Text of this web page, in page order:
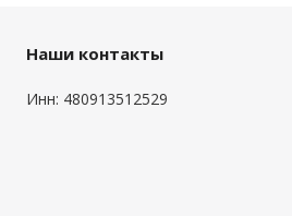
Наши контакты
Инн: 480913512529